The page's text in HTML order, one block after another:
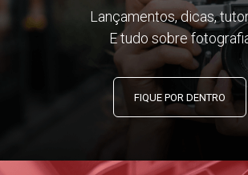
Lançamentos, dicas,
E tudo sobre
FIQUE POR DENTRO